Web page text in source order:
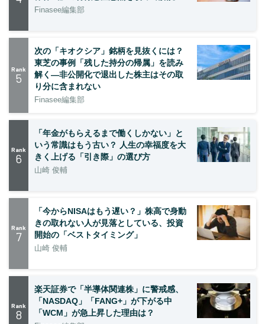
Finasee編集部
Rank
5
次の「キオクシア」銘柄を見抜くには？
東芝の事例「残した持分の帰属」を読み
解く—非公開化で退出した株主はその取
り分に含まれない
Finasee編集部
Rank
6
「年金がもらえるまで働くしかない」と
いう常識はもう古い？ 人生の幸福度を大
きく上げる「引き際」の選び方
山崎 俊輔
Rank
7
「今からNISAはもう遅い？」株高で身動
きの取れない人が見落としている、投資
開始の「ベストタイミング」
山崎 俊輔
Rank
8
楽天証券で「半導体関連株」に警戒感、
「NASDAQ」「FANG+」が下がる中
「WCM」が急上昇した理由は？